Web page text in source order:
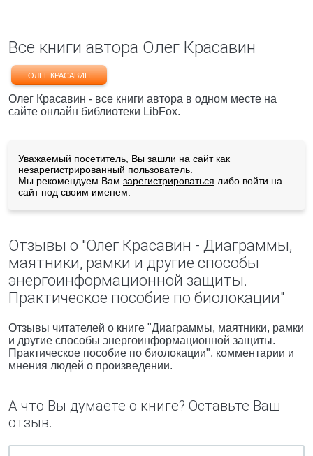
Все книги автора Олег Красавин
ОЛЕГ КРАСАВИН
Олег Красавин - все книги автора в одном месте на
сайте онлайн библиотеки LibFox.
Уважаемый посетитель, Вы зашли на сайт как
незарегистрированный пользователь.
Мы рекомендуем Вам зарегистрироваться либо войти на
сайт под своим именем.
Отзывы о "Олег Красавин - Диаграммы,
маятники, рамки и другие способы
энергоинформационной защиты.
Практическое пособие по биолокации"
Отзывы читателей о книге "Диаграммы, маятники, рамки
и другие способы энергоинформационной защиты.
Практическое пособие по биолокации", комментарии и
мнения людей о произведении.
А что Вы думаете о книге? Оставьте Ваш
отзыв.